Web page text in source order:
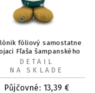
fóliový samostatne
Fľaša šampanského
Celebrate 137 cm
Půjčovné: 13,39 €
DETAIL
NA SKLADE